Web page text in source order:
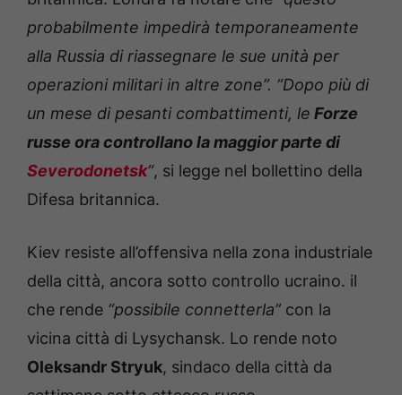
probabilmente impedirà temporaneamente
alla Russia di riassegnare le sue unità per
operazioni militari in altre zone”. “Dopo più di
un mese di pesanti combattimenti, le Forze
russe ora controllano la maggior parte di
Severodonetsk“, si legge nel bollettino della
Difesa britannica.
Kiev resiste all’offensiva nella zona industriale
della città, ancora sotto controllo ucraino. il
che rende “possibile connetterla” con la
vicina città di Lysychansk. Lo rende noto
Oleksandr Stryuk, sindaco della città da